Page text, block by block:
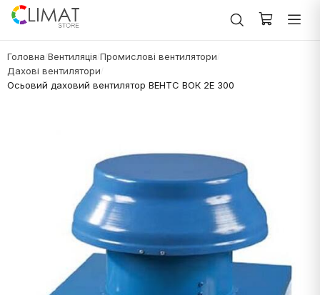
Головна Вентиляція Промислові вентилятори
Дахові вентилятори
Осьовий даховий вентилятор ВЕНТС ВОК 2Е 300